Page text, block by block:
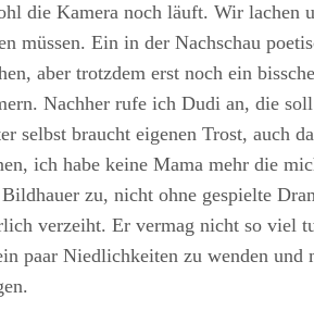
die Kamera noch läuft. Wir lachen
müssen. Ein in der Nachschau
aber trotzdem erst noch ein
Nachher rufe ich Dudi an, die
selbst braucht eigenen Trost, auch
ich habe keine Mama mehr die
zu, nicht ohne gespielte
verzeiht. Er vermag nicht so viel
paar Niedlichkeiten zu wenden und